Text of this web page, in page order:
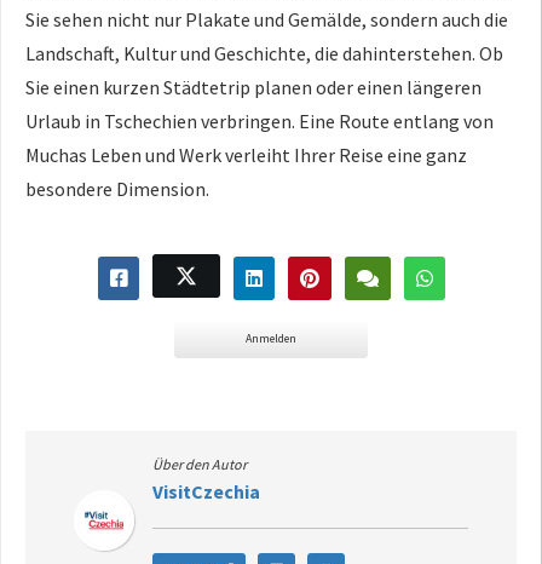
Sie sehen nicht nur Plakate und Gemälde, sondern auch die
Landschaft, Kultur und Geschichte, die dahinterstehen. Ob
Sie einen kurzen Städtetrip planen oder einen längeren
Urlaub in Tschechien verbringen. Eine Route entlang von
Muchas Leben und Werk verleiht Ihrer Reise eine ganz
besondere Dimension.
Anmelden
Über den Autor
VisitCzechia